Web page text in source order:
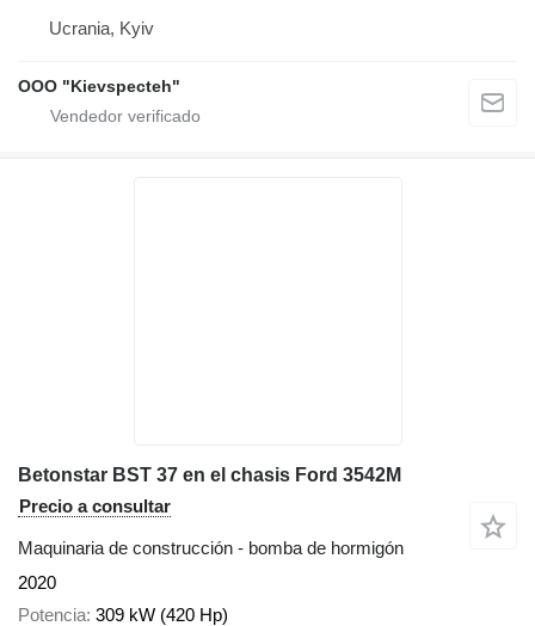
Ucrania, Kyiv
OOO "Kievspecteh"
Betonstar BST 37 en el chasis Ford 3542M
Precio a consultar
Maquinaria de construcción - bomba de hormigón
2020
Potencia 309 kW (420 Hp)